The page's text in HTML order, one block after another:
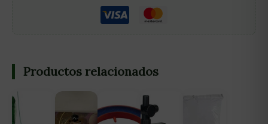
Productos relacionados